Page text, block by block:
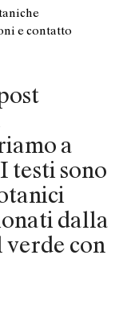
e contatto
a
testi sono
dalla
con